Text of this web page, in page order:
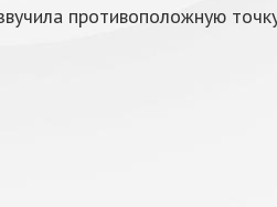
противоположную